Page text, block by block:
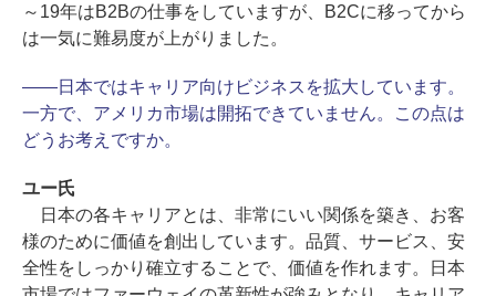
～19年はB2Bの仕事をしていますが、B2Cに移ってから
は一気に難易度が上がりました。
――日本ではキャリア向けビジネスを拡大しています。
一方で、アメリカ市場は開拓できていません。この点は
どうお考えですか。
ユー氏
日本の各キャリアとは、非常にいい関係を築き、お客
様のために価値を創出しています。品質、サービス、安
全性をしっかり確立することで、価値を作れます。日本